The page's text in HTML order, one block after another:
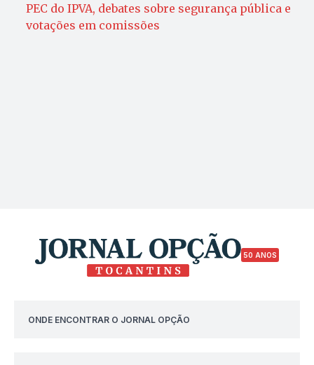
PEC do IPVA, debates sobre segurança pública e
votações em comissões
50 ANOS
ONDE ENCONTRAR O JORNAL OPÇÃO